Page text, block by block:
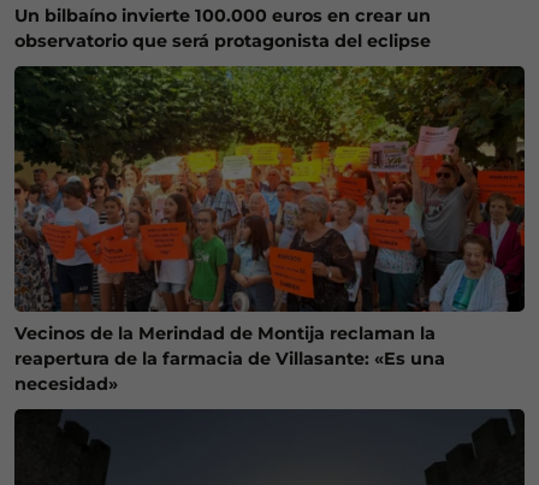
Un bilbaíno invierte 100.000 euros en crear un
observatorio que será protagonista del eclipse
Vecinos de la Merindad de Montija reclaman la
reapertura de la farmacia de Villasante: «Es una
necesidad»